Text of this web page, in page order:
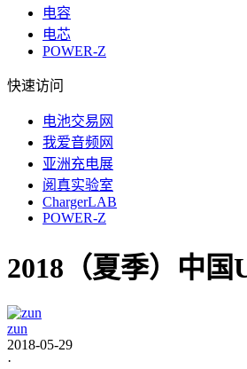
电容
电芯
POWER-Z
快速访问
电池交易网
我爱音频网
亚洲充电展
阅真实验室
ChargerLAB
POWER-Z
2018（夏季）中
zun
2018-05-29
·